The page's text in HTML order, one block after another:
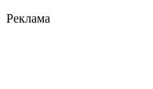
Реклама